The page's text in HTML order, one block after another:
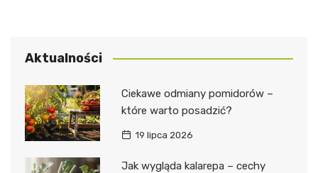
Aktualności
Ciekawe odmiany pomidorów –
które warto posadzić?
19 lipca 2026
Jak wygląda kalarepa – cechy